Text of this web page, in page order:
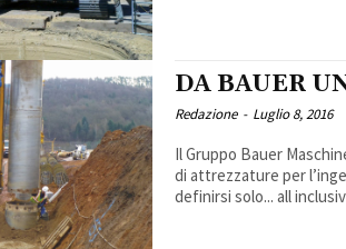
DA BAUER
Redazione - Luglio 8, 2016
Il Gruppo Bauer
di attrezzature per
definirsi solo... all